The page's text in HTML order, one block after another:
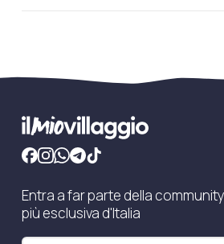
Entra a far parte della
più esclusiva d'Italia